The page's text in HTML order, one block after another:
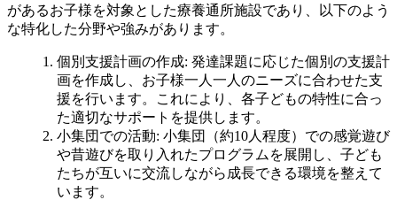
があるお子様を対象とした療養通所施設であり、以下のよう
な特化した分野や強みがあります。
個別支援計画の作成: 発達課題に応じた個別の支援計
画を作成し、お子様一人一人のニーズに合わせた支
援を行います。これにより、各子どもの特性に合っ
た適切なサポートを提供します。
小集団での活動: 小集団（約10人程度）での感覚遊び
や昔遊びを取り入れたプログラムを展開し、子ども
たちが互いに交流しながら成長できる環境を整えて
います。